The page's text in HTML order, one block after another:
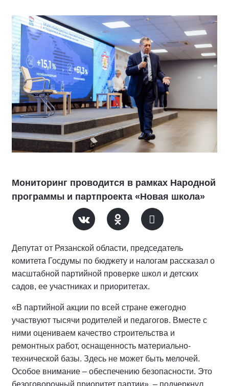
Мониторинг проводится в рамках Народной
программы и партпроекта «Новая школа»
Депутат от Рязанской области, председатель
комитета Госдумы по бюджету и налогам рассказал о
масштабной партийной проверке школ и детских
садов, ее участниках и приоритетах.
«В партийной акции по всей стране ежегодно
участвуют тысячи родителей и педагогов. Вместе с
ними оцениваем качество строительства и
ремонтных работ, оснащенность материально-
технической базы. Здесь не может быть мелочей.
Особое внимание – обеспечению безопасности. Это
безоговорочный приоритет партии», – подчеркнул